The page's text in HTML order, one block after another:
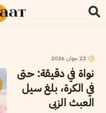
22 جوان2026
نواة في دقيقة: حتى
في الكرة، بلغ سيل
العبث الزبى